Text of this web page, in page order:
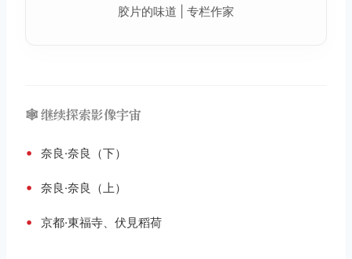
胶片的味道 | 专栏作家
🕸️ 继续探索影像宇宙
• 奈良·奈良（下）
• 奈良·奈良（上）
• 京都·東福寺、伏見稻荷